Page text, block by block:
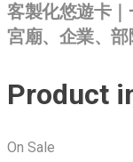
客製化悠遊卡｜
宮廟、企業、
Product
On Sale